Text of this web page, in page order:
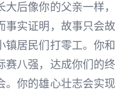
后像你的父亲一样，
事实证明，故事只会故
居民们打零工。你和
赛八强，达成你们的终
你的雄心壮志会实现